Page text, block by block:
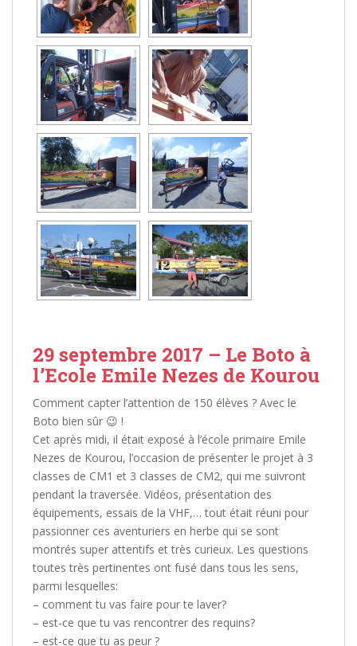
29 septembre 2017 – Le Boto à
l’Ecole Emile Nezes de Kourou
Comment capter l’attention de 150 élèves ? Avec le
Boto bien sûr 😉 !
Cet après midi, il était exposé à l’école primaire Emile
Nezes de Kourou, l’occasion de présenter le projet à 3
classes de CM1 et 3 classes de CM2, qui me suivront
pendant la traversée. Vidéos, présentation des
équipements, essais de la VHF,… tout était réuni pour
passionner ces aventuriers en herbe qui se sont
montrés super attentifs et très curieux. Les questions
toutes très pertinentes ont fusé dans tous les sens,
parmi lesquelles:
– comment tu vas faire pour te laver?
– est-ce que tu vas rencontrer des requins?
– est-ce que tu as peur ?